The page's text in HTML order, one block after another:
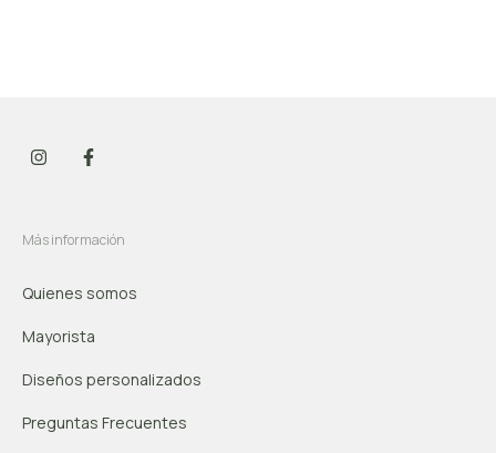
Más información
Quienes somos
Mayorista
Diseños personalizados
Preguntas Frecuentes